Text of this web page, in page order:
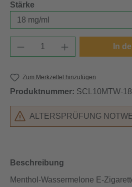
Stärke
Produkt Anzahl: Gib In
Zum Merkzettel hinzufügen
Produktnummer: SCL10MTW-18
ALTERSPRÜFUNG
Beschreibung
Menthol-Wassermelone E-